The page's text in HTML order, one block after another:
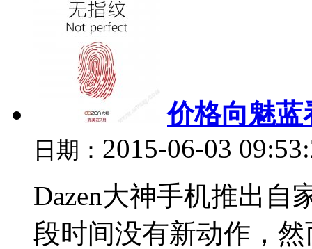
价格向魅蓝
日期： 2015-06-03
Dazen大神手机推出自
段时间没有新动作，